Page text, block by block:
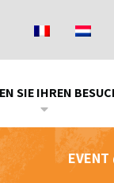
SIE IHREN
EVENT